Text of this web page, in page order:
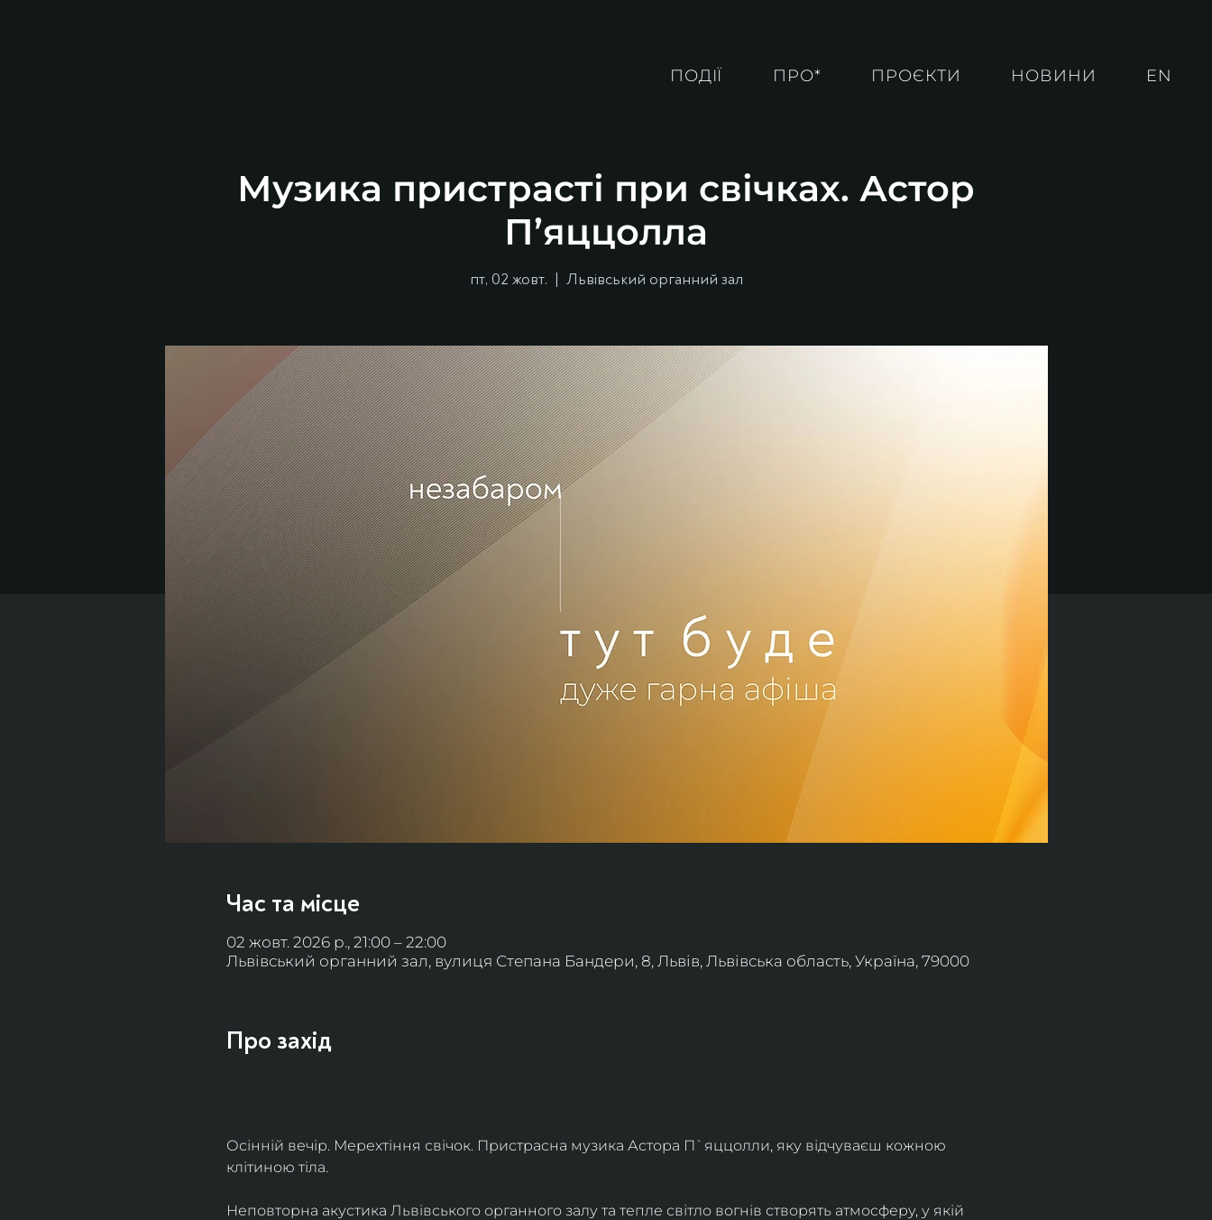
ПОДІЇ ПРО* ПРОЄКТИ НОВИНИ EN
Музика пристрасті при свічках. Астор
П’яццолла
пт, 02 жовт.
  |
Львівський органний зал
Час та місце
02 жовт. 2026 р., 21:00 – 22:00
Львівський органний зал, вулиця Степана Бандери, 8, Львів, Львівська область, Україна, 79000
Про захід
Осінній вечір. Мерехтіння свічок. Пристрасна музика Астора П`яццолли, яку відчуваєш кожною
клітиною тіла.
Неповторна акустика Львівського органного залу та тепле світло вогнів створять атмосферу, у якій